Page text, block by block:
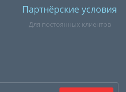
Партнёрские условия
Для постоянных клиентов